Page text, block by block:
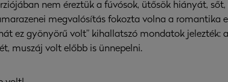
nem éreztük a fúvósok, ütősök hiányát,
megvalósítás fokozta volna a romantika
ez gyönyörű volt” kihallatszó mondatok jelezték:
muszáj volt előbb is ünnepelni.